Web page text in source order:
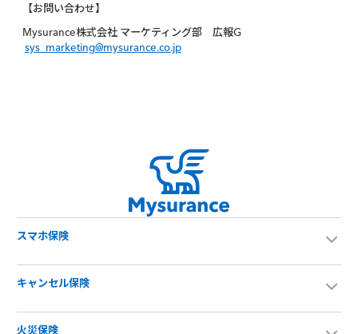
【お問い合わせ】
Mysurance株式会社 マーケティング部 広報G
sys_marketing@mysurance.co.jp
スマホ保険
キャンセル保険
火災保険